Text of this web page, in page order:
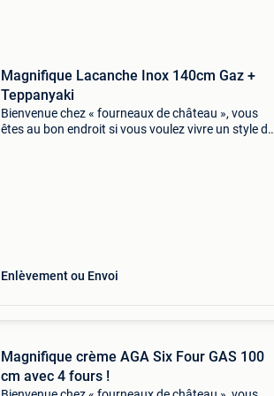
Magnifique Lacanche Inox 140cm Gaz +
Teppanyaki
Bienvenue chez « fourneaux de château », vous
êtes au bon endroit si vous voulez vivre un style de
Enlèvement ou Envoi
Magnifique crème AGA Six Four GAS 100
cm avec 4 fours !